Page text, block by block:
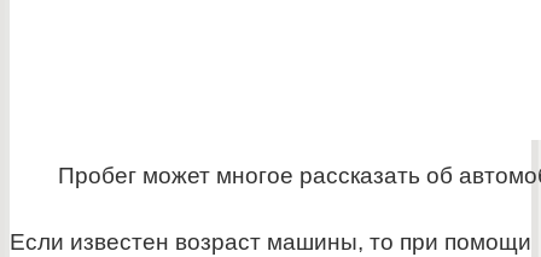
Пробег может многое рассказать об
Если известен возраст машины, то при помощи